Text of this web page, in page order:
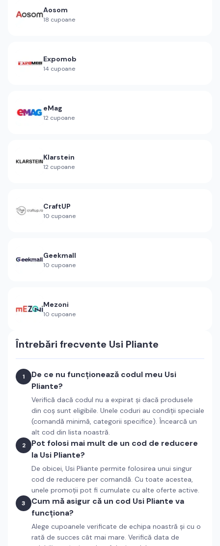
Aosom
18 cupoane
Expomob
14 cupoane
eMag
12 cupoane
Klarstein
12 cupoane
CraftUP
10 cupoane
Geekmall
10 cupoane
Mezoni
10 cupoane
Întrebări frecvente Usi Pliante
1
De ce nu funcționează codul meu Usi
Pliante?
Verifică dacă codul nu a expirat și dacă produsele
din coș sunt eligibile. Unele coduri au condiții speciale
(comandă minimă, categorii specifice). Încearcă un
alt cod din lista noastră.
2
Pot folosi mai mult de un cod de reducere
la Usi Pliante?
De obicei, Usi Pliante permite folosirea unui singur
cod de reducere per comandă. Cu toate acestea,
unele promoții pot fi cumulate cu alte oferte active.
3
Cum mă asigur că un cod Usi Pliante va
funcționa?
Alege cupoanele verificate de echipa noastră și cu o
rată de succes cât mai mare. Verifică data de